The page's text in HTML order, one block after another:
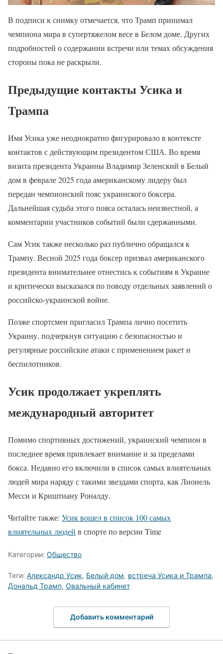
В подписи к снимку отмечается, что Трамп принимал
чемпиона мира в супертяжелом весе в Белом доме. Других
подробностей о содержании встречи или темах обсуждения
стороны пока не раскрыли.
Предыдущие контакты Усика и
Трампа
Имя Усика уже неоднократно фигурировало в контексте
контактов с действующим президентом США. Во время
визита президента Украины Владимир Зеленский в Белый
дом в феврале 2025 года американскому лидеру был
передан чемпионский пояс украинского боксера.
Дальнейшая судьба этого пояса осталась неизвестной, а
комментарии участников событий были сдержанными.
Сам Усик также несколько раз публично обращался к
Трампу. Весной 2025 года боксер призвал американского
президента внимательнее отнестись к событиям в Украине
и критически высказался по поводу отдельных заявлений о
российско-украинской войне.
Позже спортсмен пригласил Трампа лично посетить
Украину, подчеркнув ситуацию с безопасностью и
регулярные российские атаки с применением ракет и
беспилотников.
Усик продолжает укреплять
международный авторитет
Помимо спортивных достижений, украинский чемпион в
последнее время привлекает внимание и за пределами
бокса. Недавно его включили в список самых влиятельных
людей мира наряду с такими звездами спорта, как Лионель
Месси и Криштиану Роналду.
Читайте также: Усик вошел в список 100 самых
влиятельных людей в спорте по версии Time
Категории: Общество
Теги: Александр Усик, Белый дом, встреча Усика и Трампа,
Дональд Трамп, Овальный кабинет
Добавить комментарий